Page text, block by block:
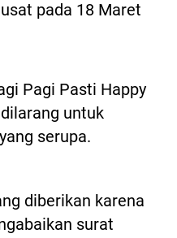
pada 18 Maret
Pagi Pasti Happy
untuk
serupa.
diberikan karena
surat